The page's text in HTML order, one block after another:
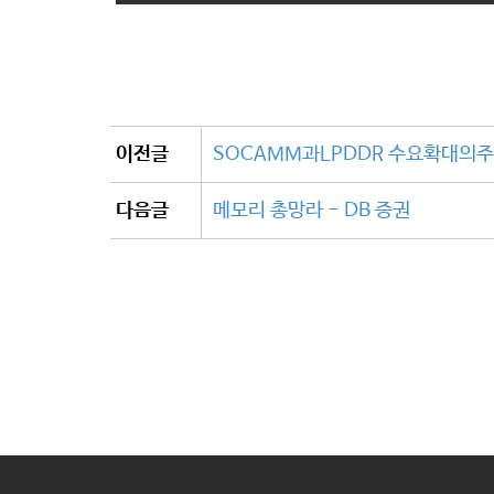
이전글 SOCAMM과LPDDR 수요확대의
다음글 메모리 총망라 - DB 증권